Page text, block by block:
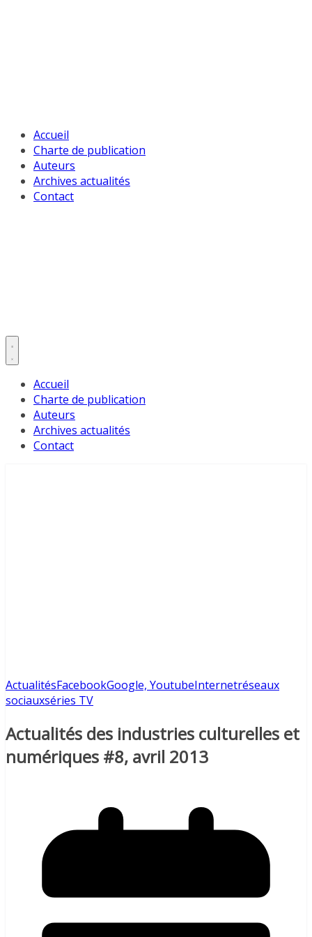
Accueil
Charte de publication
Auteurs
Archives actualités
Contact
Accueil
Charte de publication
Auteurs
Archives actualités
Contact
ActualitésFacebookGoogle, YoutubeInternetréseaux
sociauxséries TV
Actualités des industries culturelles et
numériques #8, avril 2013